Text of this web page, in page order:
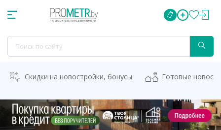
Скидки на новостройки, бонусы Готовые